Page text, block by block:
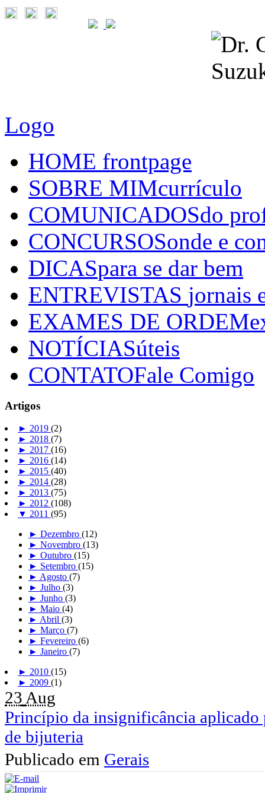
Logo
HOME frontpage
SOBRE MIMcurrículo
COMUNICADOSdo
CONCURSOSonde e
DICASpara se dar bem
ENTREVISTAS jornais
EXAMES DE ORDEM
NOTÍCIASúteis
CONTATOFale Comigo
Artigos
► 2019 (2)
► 2018 (7)
► 2017 (16)
► 2016 (14)
► 2015 (40)
► 2014 (28)
► 2013 (75)
► 2012 (108)
▼ 2011 (95)
► Dezembro (12)
► Novembro (13)
► Outubro (15)
► Setembro (15)
► Agosto (7)
► Julho (3)
► Junho (3)
► Maio (4)
► Abril (3)
► Março (7)
► Fevereiro (6)
► Janeiro (7)
► 2010 (15)
► 2009 (1)
23Aug
Princípio da insignificância aplicado
de bijuteria
Publicado em Gerais